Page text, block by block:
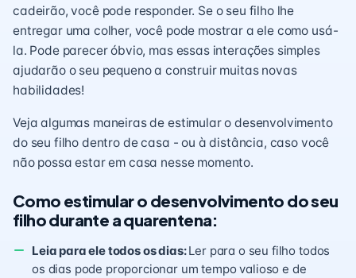
cadeirão, você pode responder. Se o seu filho lhe
entregar uma colher, você pode mostrar a ele como usá-
la. Pode parecer óbvio, mas essas interações simples
ajudarão o seu pequeno a construir muitas novas
habilidades!
Veja algumas maneiras de estimular o desenvolvimento
do seu filho dentro de casa - ou à distância, caso você
não possa estar em casa nesse momento.
Como estimular o desenvolvimento do seu
filho durante a quarentena:
Leia para ele todos os dias:Ler para o seu filho todos
os dias pode proporcionar um tempo valioso e de